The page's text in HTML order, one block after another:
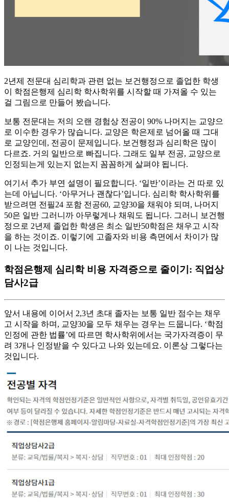
2년제 전문대 심리학과 관련 없는 보건행정으로 졸업한 학생
이 학점은행제 심리학 학사학위를 시작할 때 가져올 수 있는
걸 그림으로 만들어 봤습니다.
​보통 전문대는 저의 오랜 경험상 전공이 90% 나머지는 교양으
로 이수한 경우가 많습니다. 교양은 학은제로 넘어올 때 그대
로 교양인데, 전공이 문제입니다. 보건행정과 심리학은 많이
다르죠. 거의 일반으로 빠집니다. 그래도 일부 전공, 교양으로
인정되는게 있는지 없는지 꼼꼼하게 살펴야 됩니다.
​여기서 추가 부연 설명이 필요합니다. ‘일반’이라는 건 따로 있
는데 아닙니다. ‘아무거나 괜찮다’입니다. 심리학 학사학위를
받으려면 전필24 포함 전공60, 교양30을 채워야 되며, 나머지
50은 일반 그러니까 아무렇게나 채워도 됩니다. 그러니 보건행
정으로 2년제 졸업한 학생은 최소 일반50학점은 채우고 시작
을 하는 것이죠. 이렇기에 고졸자와 비용 측면에서 차이가 많
이 나는 것입니다.
학점은행제 심리학 비용 자격증으로 줄이기: 직업상
담사2급
앞서 내용에 이어서 2,3년 초대 졸자는 보통 일반 점수는 채우
고 시작을 하며, 교양30을 모두 채우는 경우는 드뭅니다. ‘학점
인정에 관한 법률’에 따르면 학사학위에서는 국가자격증이 무
려 3개나 인정받을 수 있다고 나와 있는데요. 이론상 그렇다는
것입니다.